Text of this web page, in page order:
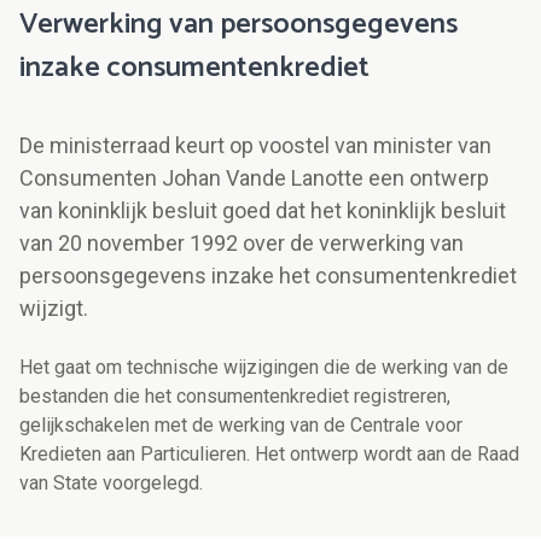
Verwerking van persoonsgegevens
inzake consumentenkrediet
De ministerraad keurt op voostel van minister van
Consumenten Johan Vande Lanotte een ontwerp
van koninklijk besluit goed dat het koninklijk besluit
van 20 november 1992 over de verwerking van
persoonsgegevens inzake het consumentenkrediet
wijzigt.
Het gaat om technische wijzigingen die de werking van de
bestanden die het consumentenkrediet registreren,
gelijkschakelen met de werking van de Centrale voor
Kredieten aan Particulieren. Het ontwerp wordt aan de Raad
van State voorgelegd.